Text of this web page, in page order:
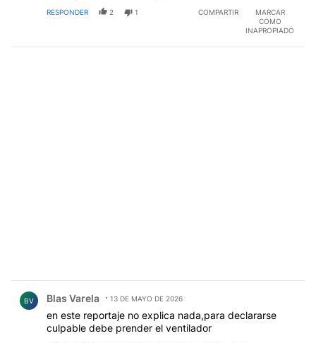
RESPONDER 2 1 COMPARTIR
MARCAR
COMO
INAPROPIADO
BV Blas Varela 13 DE MAYO DE 2026
en este reportaje no explica nada,para declararse
culpable debe prender el ventilador